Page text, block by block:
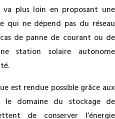
plus loin en proposant une
qui ne dépend pas du réseau
de panne de courant ou de
station solaire autonome
est rendue possible grâce aux
le domaine du stockage de
de conserver l’énergie